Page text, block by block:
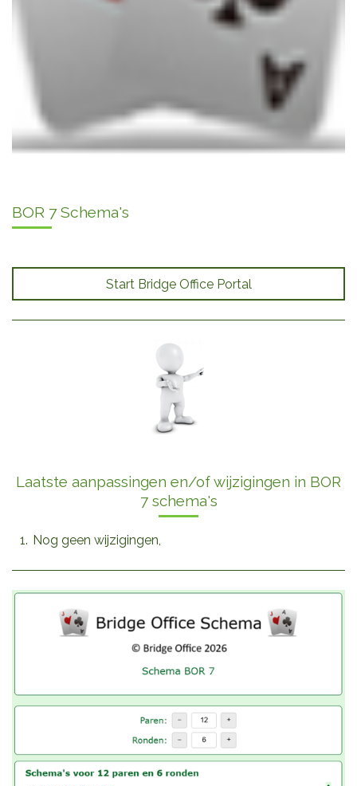
BOR 7 Schema's
Start Bridge Office Portal
Laatste aanpassingen en/of wijzigingen in BOR
7 schema's
Nog geen wijzigingen,